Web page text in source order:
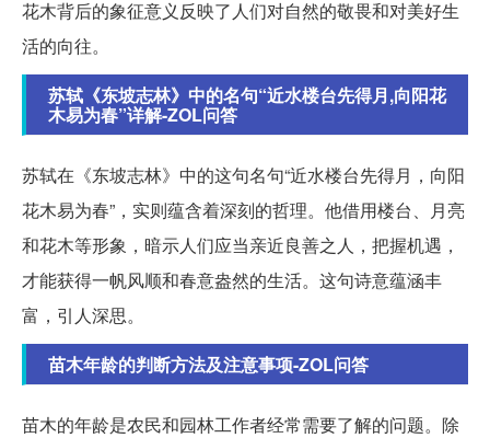
花木背后的象征意义反映了人们对自然的敬畏和对美好生
活的向往。
苏轼《东坡志林》中的名句“近水楼台先得月,向阳花
木易为春”详解-ZOL问答
苏轼在《东坡志林》中的这句名句“近水楼台先得月，向阳
花木易为春”，实则蕴含着深刻的哲理。他借用楼台、月亮
和花木等形象，暗示人们应当亲近良善之人，把握机遇，
才能获得一帆风顺和春意盎然的生活。这句诗意蕴涵丰
富，引人深思。
苗木年龄的判断方法及注意事项-ZOL问答
苗木的年龄是农民和园林工作者经常需要了解的问题。除